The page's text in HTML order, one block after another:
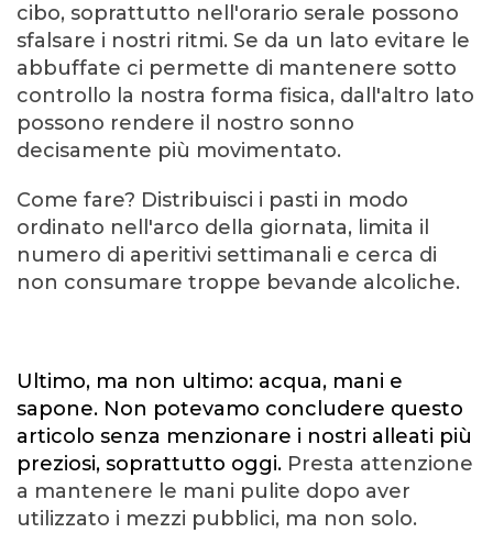
cibo, soprattutto nell'orario serale possono
sfalsare i nostri ritmi. Se da un lato evitare le
abbuffate ci permette di mantenere sotto
controllo la nostra forma fisica, dall'altro lato
possono rendere il nostro sonno
decisamente più movimentato.
Come fare? Distribuisci i pasti in modo
ordinato nell'arco della giornata, limita il
numero di aperitivi settimanali e cerca di
non consumare troppe bevande alcoliche.
Ultimo, ma non ultimo: acqua, mani e
sapone. Non potevamo concludere questo
articolo senza menzionare i nostri alleati più
preziosi, soprattutto oggi. Presta attenzione
a mantenere le mani pulite dopo aver
utilizzato i mezzi pubblici, ma non solo.